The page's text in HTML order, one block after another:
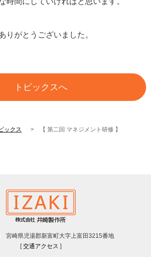
りがとうございました。
トピックスへ
ックス 【 第二回 マネジメント研修 】
宮崎県児湯郡新富町大字上富田3215番地
[交通アクセス ]